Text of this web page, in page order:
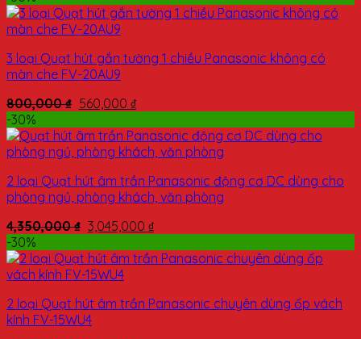
3 loại Quạt hút gắn tường 1 chiều Panasonic không có
màn che FV-20AU9
800,000₫ 560,000 ₫
-30%
2 loại Quạt hút âm trần Panasonic động cơ DC dùng cho
phòng ngủ, phòng khách, văn phòng
4,350,000₫ 3,045,000 ₫
-30%
2 loại Quạt hút âm trần Panasonic chuyên dùng ốp vách
kính FV-15WU4